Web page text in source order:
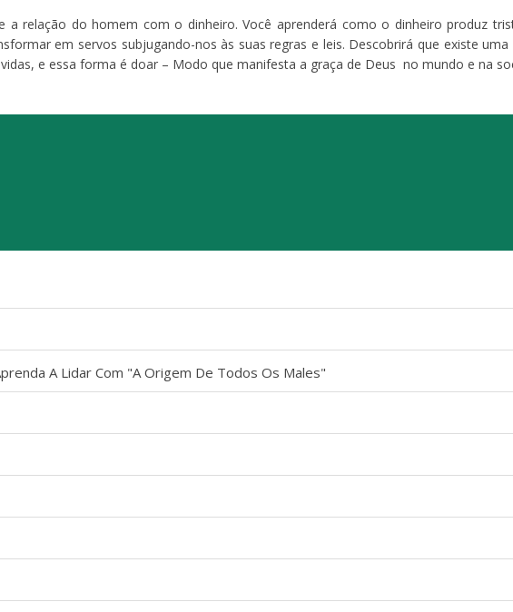
a relação do homem com o dinheiro. Você aprenderá como o dinheiro produz
em servos subjugando-nos às suas regras e leis. Descobrirá que existe
e essa forma é doar – Modo que manifesta a graça de Deus no mundo e na
A Lidar Com "A Origem De Todos Os Males"